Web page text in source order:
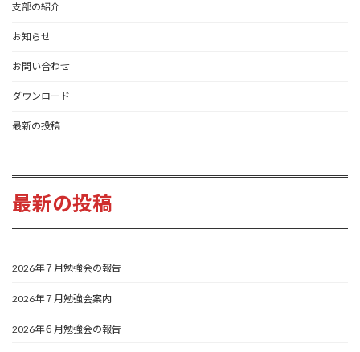
支部の紹介
お知らせ
お問い合わせ
ダウンロード
最新の投稿
最新の投稿
2026年７月勉強会の報告
2026年７月勉強会案内
2026年６月勉強会の報告